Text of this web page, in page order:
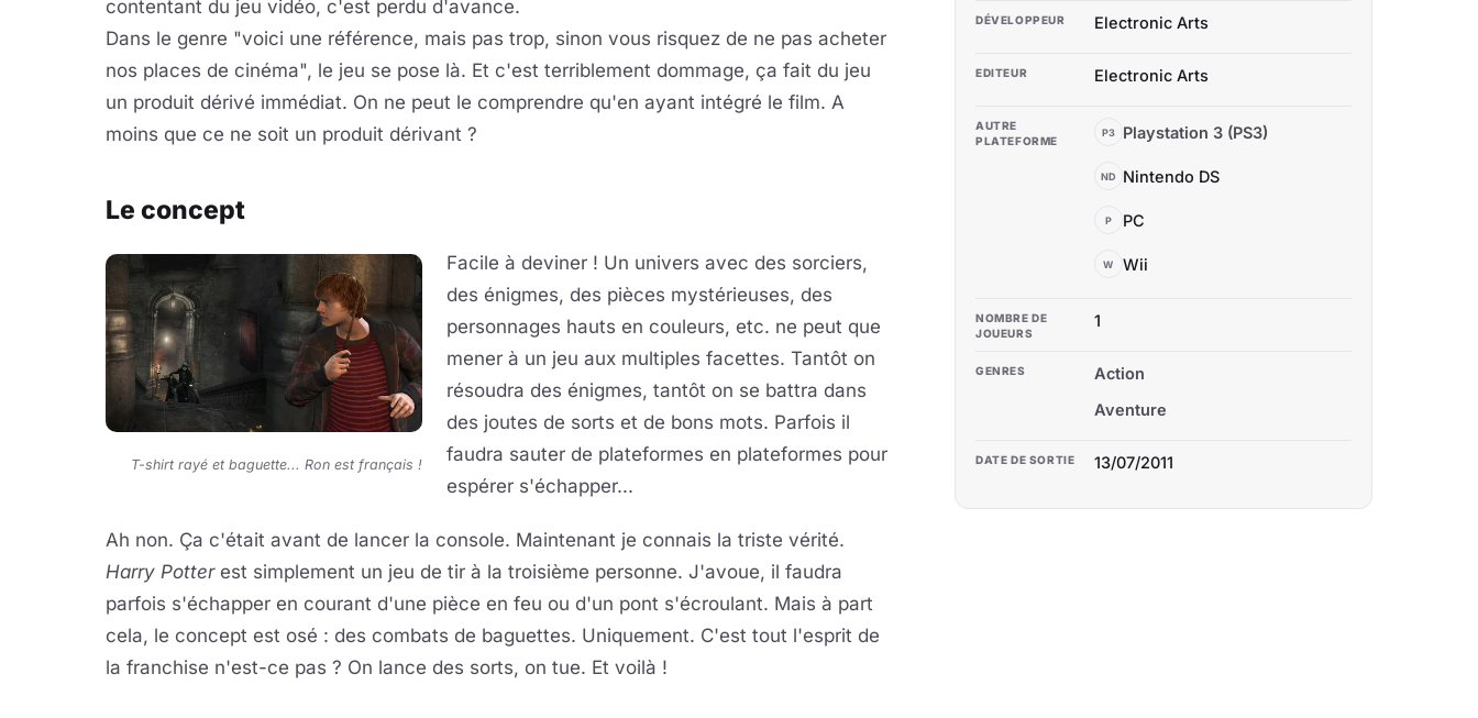
contentant du jeu vidéo, c'est perdu d'avance.
Dans le genre "voici une référence, mais pas trop, sinon vous risquez de ne pas acheter
nos places de cinéma", le jeu se pose là. Et c'est terriblement dommage, ça fait du jeu
un produit dérivé immédiat. On ne peut le comprendre qu'en ayant intégré le film. A
moins que ce ne soit un produit dérivant ?
Le concept
T-shirt rayé et baguette... Ron est français !
Facile à deviner ! Un univers avec des sorciers,
des énigmes, des pièces mystérieuses, des
personnages hauts en couleurs, etc. ne peut que
mener à un jeu aux multiples facettes. Tantôt on
résoudra des énigmes, tantôt on se battra dans
des joutes de sorts et de bons mots. Parfois il
faudra sauter de plateformes en plateformes pour
espérer s'échapper...
Ah non. Ça c'était avant de lancer la console. Maintenant je connais la triste vérité.
Harry Potterest simplement un jeu de tir à la troisième personne. J'avoue, il faudra
parfois s'échapper en courant d'une pièce en feu ou d'un pont s'écroulant. Mais à part
cela, le concept est osé : des combats de baguettes. Uniquement. C'est tout l'esprit de
la franchise n'est-ce pas ? On lance des sorts, on tue. Et voilà !
DÉVELOPPEUR Electronic Arts
EDITEUR Electronic Arts
AUTRE
PLATEFORME
P3 Playstation 3 (PS3)
ND Nintendo DS
P PC
W Wii
NOMBRE DE
JOUEURS
1
GENRES
Action
Aventure
DATE DE SORTIE 13/07/2011